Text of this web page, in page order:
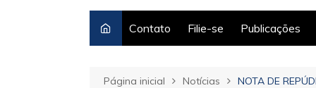
Contato Filie-se Publicações
Página inicial Notícias NOTA DE